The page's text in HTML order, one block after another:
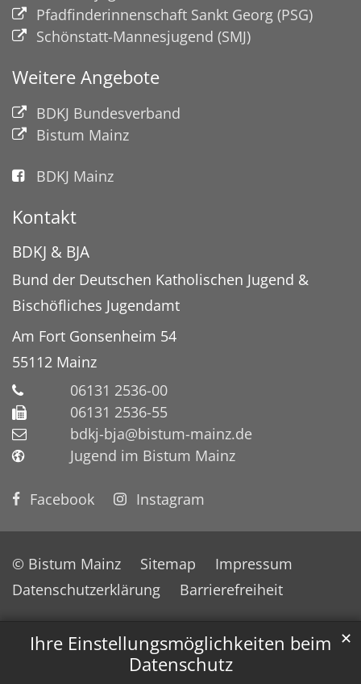
Ihre Einstellungsmöglichkeiten beim
Datenschutz
✕
Pfadfinderinnenschaft Sankt Georg (PSG)
Schönstatt-Mannesjugend (SMJ)
Weitere Angebote
BDKJ Bundesverband
Bistum Mainz
BDKJ Mainz
Kontakt
BDKJ & BJA
Bund der Deutschen Katholischen Jugend &
Bischöfliches Jugendamt
Am Fort Gonsenheim 54
55112 Mainz
06131 2536-00
06131 2536-55
bdkj-bja@bistum-mainz.de
Jugend im Bistum Mainz
Facebook Instagram
© Bistum Mainz Sitemap
Impressum
Datenschutzerklärung
Barrierefreiheit